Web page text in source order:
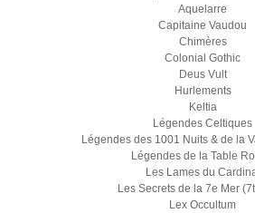
Aquelarre
Capitaine Vaudou
Chimères
Colonial Gothic
Deus Vult
Hurlements
Keltia
Légendes Celtiques
Légendes des 1001 Nuits & de la
Légendes de la Table
Les Lames du
Les Secrets de la 7e Mer
Lex Occultum